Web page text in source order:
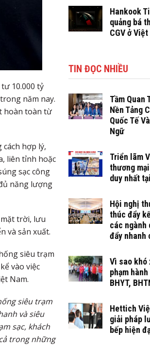
10.000 tỷ
năm nay.
hoàn toàn từ
hợp lý,
liên tỉnh hoặc
sạc công
năng lượng
trời, lưu
và sản xuất.
siêu trạm
vào việc
Nam.
siêu trạm
và siêu
sạc, khách
trong những
Hankook
quảng bá
CGV ở Việt
TIN ĐỌC NHIỀU
Tầm Quan
Nền Tảng
Quốc Tế
Ngữ
Triển lãm
thương
duy nhất
Hội nghị
thúc đẩy
các ngành
đẩy nhanh
Vì sao khó
phạm
BHYT,
Hettich
giải pháp
bếp hiện